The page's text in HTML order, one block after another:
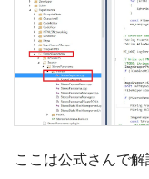
ここは公式さんで解